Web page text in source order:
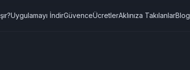
Uygulamayı İndirGüvenceÜcretlerAklınıza TakılanlarBlog